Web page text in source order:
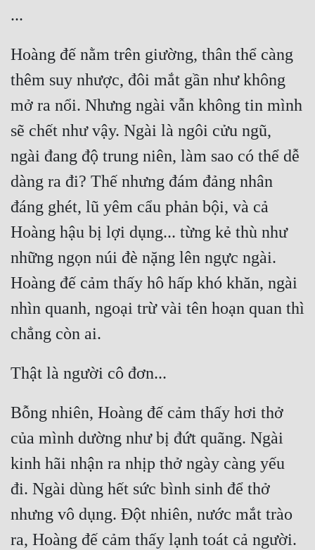
Hoàng đế nằm trên giường, thân thể càng
thêm suy nhược, đôi mắt gần như không
mở ra nổi. Nhưng ngài vẫn không tin mình
sẽ chết như vậy. Ngài là ngôi cửu ngũ,
ngài đang độ trung niên, làm sao có thể dễ
dàng ra đi? Thế nhưng đám đảng nhân
đáng ghét, lũ yêm cẩu phản bội, và cả
Hoàng hậu bị lợi dụng... từng kẻ thù như
những ngọn núi đè nặng lên ngực ngài.
Hoàng đế cảm thấy hô hấp khó khăn, ngài
nhìn quanh, ngoại trừ vài tên hoạn quan thì
Bỗng nhiên, Hoàng đế cảm thấy hơi thở
của mình dường như bị đứt quãng. Ngài
kinh hãi nhận ra nhịp thở ngày càng yếu
đi. Ngài dùng hết sức bình sinh để thở
nhưng vô dụng. Đột nhiên, nước mắt trào
ra, Hoàng đế cảm thấy lạnh toát cả người.